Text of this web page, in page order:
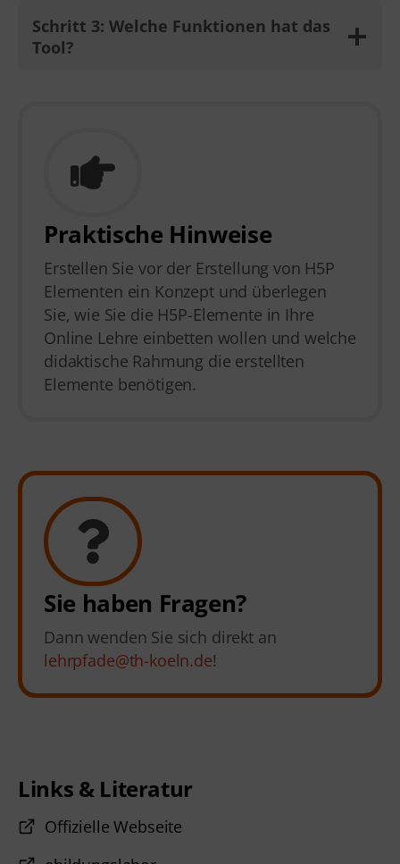
Schritt 3: Welche Funktionen hat das
Tool?
Praktische Hinweise
Erstellen Sie vor der Erstellung von H5P
Elementen ein Konzept und überlegen
Sie, wie Sie die H5P-Elemente in Ihre
Online Lehre einbetten wollen und welche
didaktische Rahmung die erstellten
Elemente benötigen.
Sie haben Fragen?
Dann wenden Sie sich direkt an
lehrpfade@th-koeln.de!
Links & Literatur
Offizielle Webseite